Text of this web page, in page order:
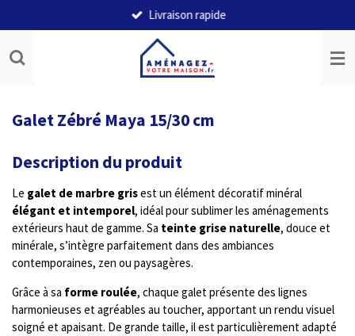
au
contenu
principal
Livraison rapide
Galet Zébré Maya 15/30 cm
Description du produit
Le galet de marbre grisest un élément décoratif minéral
élégant et intemporel, idéal pour sublimer les aménagements
extérieurs haut de gamme. Sa teinte grise naturelle, douce et
minérale, s’intègre parfaitement dans des ambiances
contemporaines, zen ou paysagères.
Grâce à sa forme roulée, chaque galet présente des lignes
harmonieuses et agréables au toucher, apportant un rendu visuel
soigné et apaisant. De grande taille, il est particulièrement adapté